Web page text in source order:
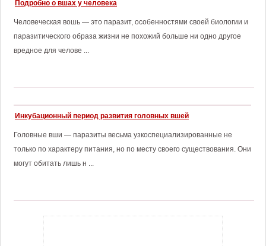
Подробно о вшах у человека
Человеческая вошь — это паразит, особенностями своей биологии и
паразитического образа жизни не похожий больше ни одно другое
вредное для челове ...
Инкубационный период развития головных вшей
Головные вши — паразиты весьма узкоспециализированные не
только по характеру питания, но по месту своего существования. Они
могут обитать лишь н ...